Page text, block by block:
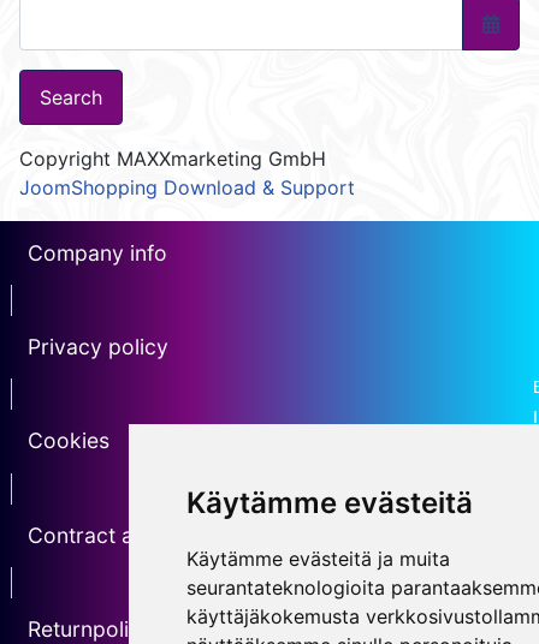
Käytämme evästeitä
Käytämme evästeitä ja muita
seurantateknologioita
käyttäjäkokemusta
Copyright MAXXmarketing GmbH
JoomShopping Download & Support
Company info
Privacy policy
Cookies
Contract agreement
Returnpolicy